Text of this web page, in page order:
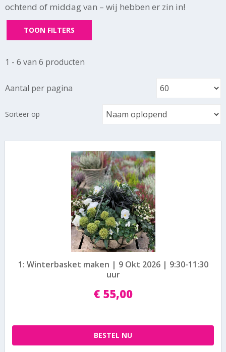
ochtend of middag van – wij hebben er zin in!
TOON FILTERS
1 - 6 van 6 producten
Aantal per pagina
Sorteer op
1: Winterbasket maken | 9 Okt 2026 | 9:30-11:30
uur
€ 55,00
BESTEL NU